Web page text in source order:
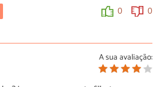
0 0
( dermatologista )
A sua avaliação: